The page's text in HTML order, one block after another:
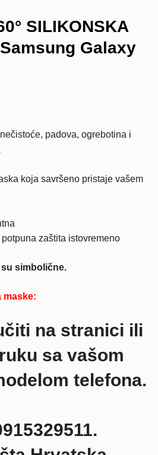
SILIKONSKA
Galaxy
padova, ogrebotina i
koja savršeno pristaje vašem
zaštita istovremeno
simbolične.
maske:
na stranici ili
sa vašom
telefona.